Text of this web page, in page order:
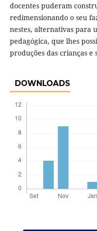
docentes puderam
redimensionando o seu
nestes, alternativas para
pedagógica, que lhes
produções das crianças
DOWNLOADS